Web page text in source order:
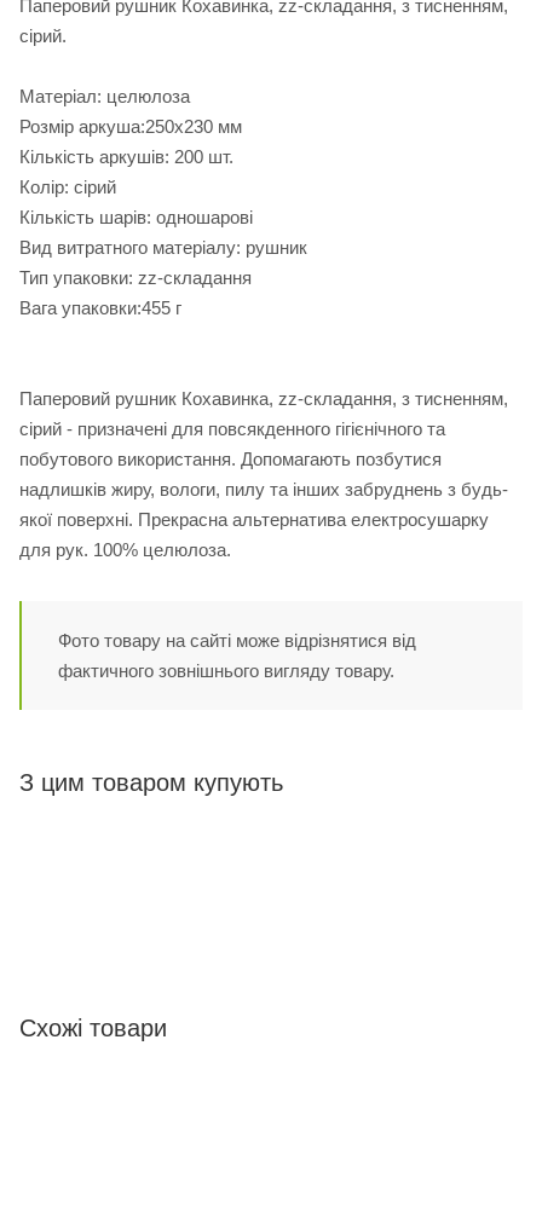
Паперовий рушник Кохавинка, zz-складання, з тисненням,
сірий.
Матеріал: целюлоза
Розмір аркуша:250х230 мм
Кількість аркушів: 200 шт.
Колір: сірий
Кількість шарів: одношарові
Вид витратного матеріалу: рушник
Тип упаковки: zz-складання
Вага упаковки:455 г
Паперовий рушник Кохавинка, zz-складання, з тисненням,
сірий - призначені для повсякденного гігієнічного та
побутового використання. Допомагають позбутися
надлишків жиру, вологи, пилу та інших забруднень з будь-
якої поверхні. Прекрасна альтернатива електросушарку
для рук. 100% целюлоза.
Фото товару на сайті може відрізнятися від
фактичного зовнішнього вигляду товару.
З цим товаром купують
Схожі товари